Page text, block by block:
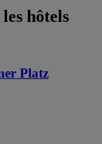
hôtels
Platz